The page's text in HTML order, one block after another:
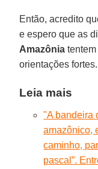
Então, acredito
e espero que as
Amazônia
orientações fortes.
Leia mais
"A bandeira
amazônico,
caminho,
pascal”.